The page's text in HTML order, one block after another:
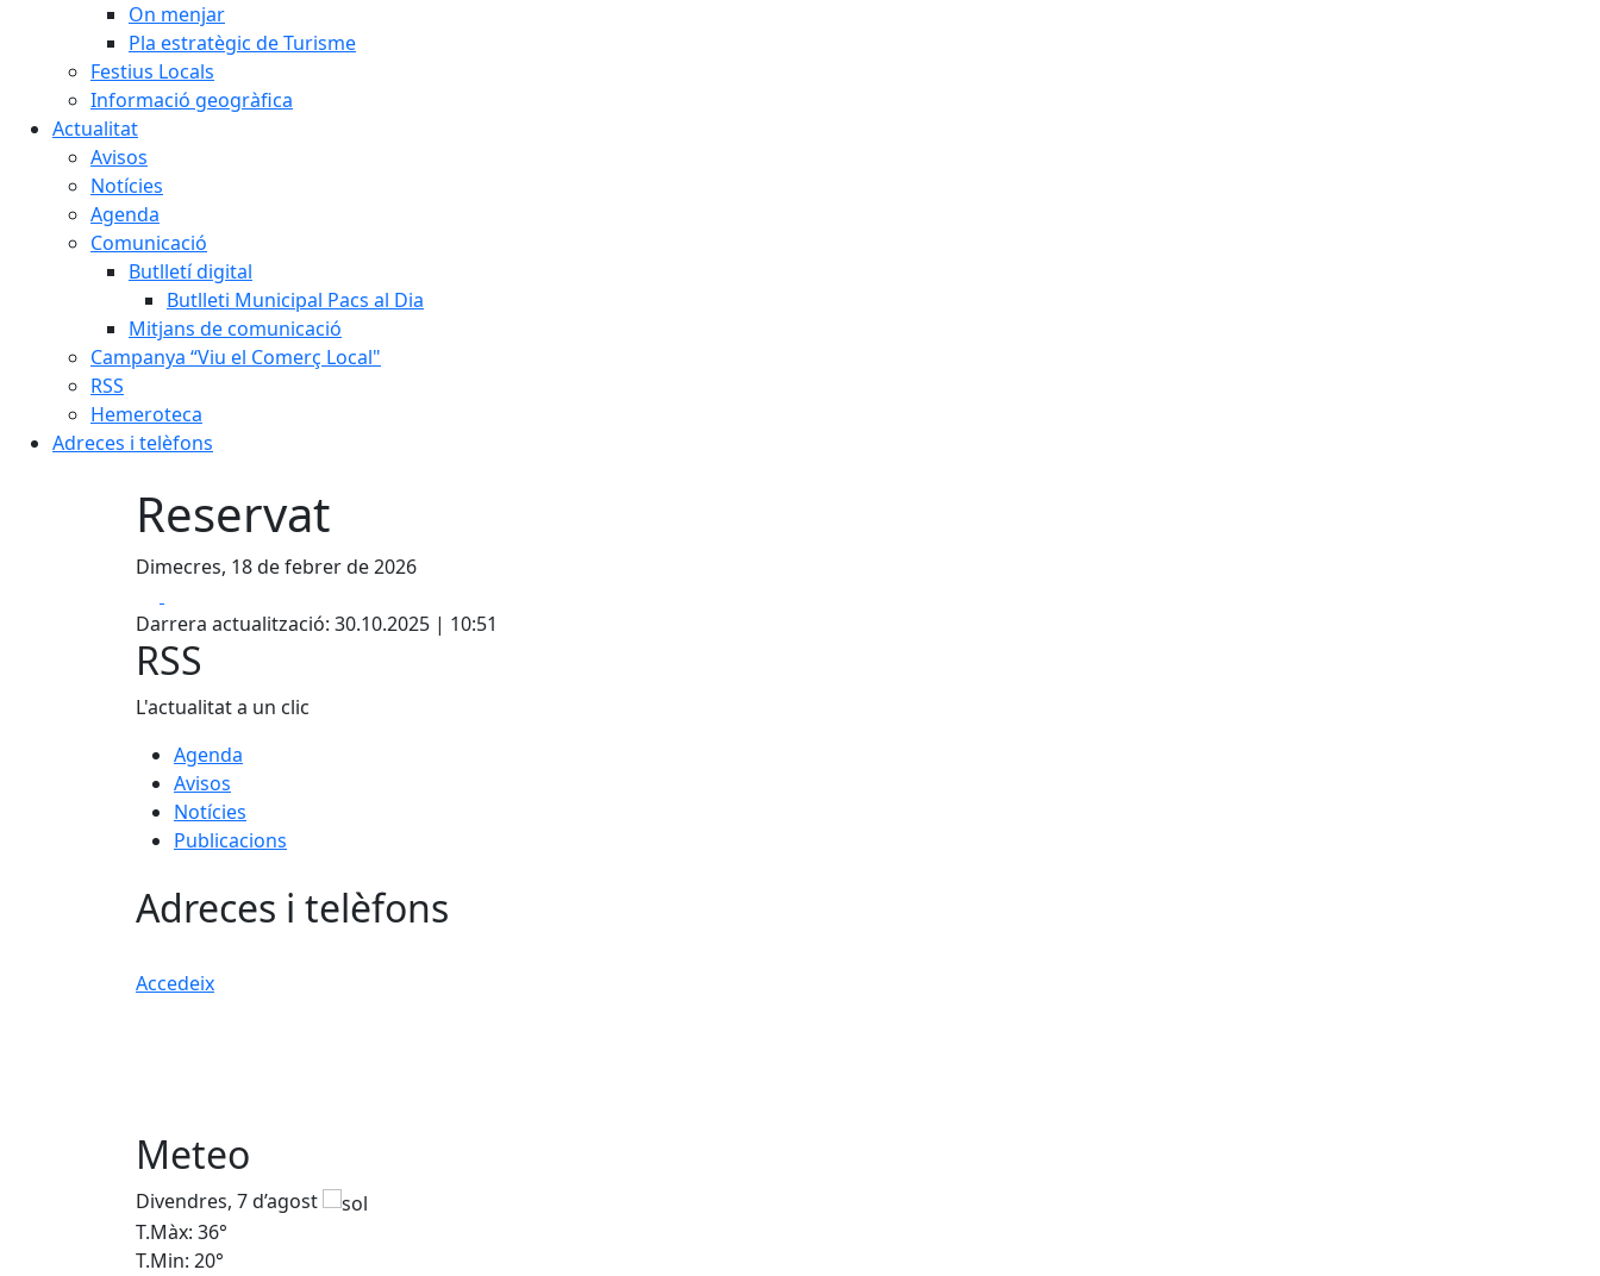
On menjar
Pla estratègic de Turisme
Festius Locals
Informació geogràfica
Actualitat
Avisos
Notícies
Agenda
Comunicació
Butlletí digital
Butlleti Municipal Pacs al Dia
Mitjans de comunicació
Campanya “Viu el Comerç Local"
RSS
Hemeroteca
Adreces i telèfons
Reservat
Dimecres, 18 de febrer de 2026
Darrera actualització: 30.10.2025 | 10:51
RSS
L'actualitat a un clic
Agenda
Avisos
Notícies
Publicacions
Adreces i telèfons
Accedeix
Meteo
Divendres, 7 d’agost
T.Màx: 36°
T.Min: 20°